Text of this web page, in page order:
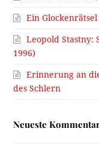
Ein
Leopold Stastny:
1996)
Erinnerung an
des Schlern
Neueste